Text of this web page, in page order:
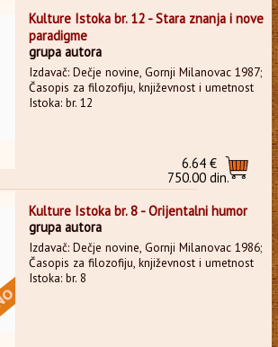
Kulture Istoka br. 12 - Stara znanja i nove
paradigme
grupa autora
Izdavač: Dečje novine, Gornji Milanovac 1987;
Časopis za filozofiju, književnost i umetnost
Istoka: br. 12
6.64 €
750.00 din.
Kulture Istoka br. 8 - Orijentalni humor
grupa autora
Izdavač: Dečje novine, Gornji Milanovac 1986;
Časopis za filozofiju, književnost i umetnost
Istoka: br. 8